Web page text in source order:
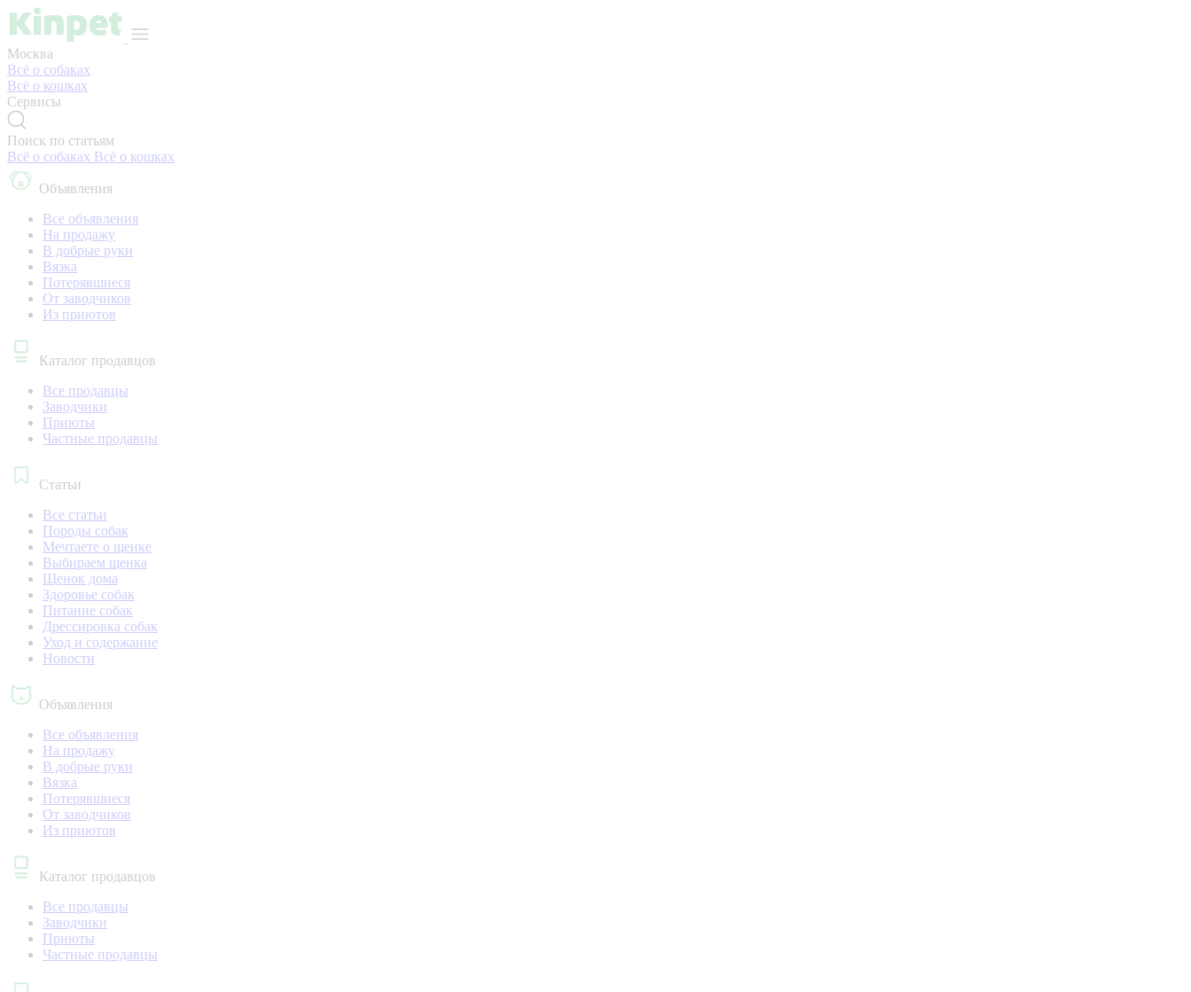
Москва
Всё о собаках
Всё о кошках
Сервисы
Поиск по статьям
Всё о собаках Всё о кошках
Объявления
Все объявления
На продажу
В добрые руки
Вязка
Потерявшиеся
От заводчиков
Из приютов
Каталог продавцов
Все продавцы
Заводчики
Приюты
Частные продавцы
Статьи
Все статьи
Породы собак
Мечтаете о щенке
Выбираем щенка
Щенок дома
Здоровье собак
Питание собак
Дрессировка собак
Уход и содержание
Новости
Объявления
Все объявления
На продажу
В добрые руки
Вязка
Потерявшиеся
От заводчиков
Из приютов
Каталог продавцов
Все продавцы
Заводчики
Приюты
Частные продавцы